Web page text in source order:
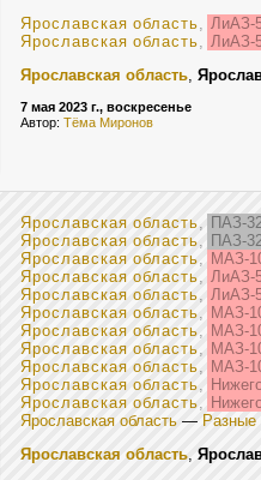
Ярославская область, ЛиАЗ-
Ярославская область, ЛиАЗ-
Ярославская область,
7 мая 2023 г., воскресенье
Автор: Тёма Миронов
Ярославская область, ПАЗ-
Ярославская область, ПАЗ-
Ярославская область, МАЗ-
Ярославская область, ЛиАЗ-
Ярославская область, ЛиАЗ-
Ярославская область, МАЗ-
Ярославская область, МАЗ-
Ярославская область, МАЗ-
Ярославская область, МАЗ-
Ярославская область,
Ярославская область,
Ярославская область —
Ярославская область,